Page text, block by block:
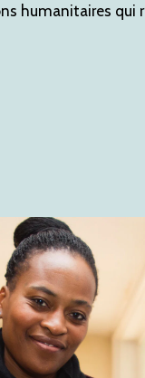
humanitaires qui